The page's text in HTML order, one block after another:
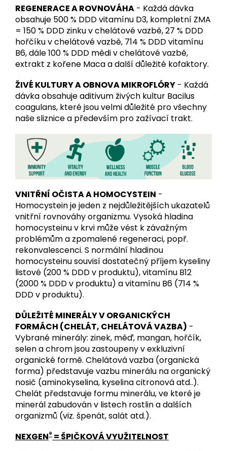
REGENERACE A ROVNOVÁHA - Každá dávka
obsahuje 500 % DDD vitamínu D3, kompletní ZMA
= 150 % DDD zinku v chelátové vazbě, 27 % DDD
hořčíku v chelátové vazbě, 714 % DDD vitamínu
B6, dále 100 % DDD mědi v chelátové vazbě,
extrakt z kořene Maca a další důležité kofaktory.
ŽIVÉ KULTURY A OBNOVA MIKROFLÓRY - Každá
dávka obsahuje aditivum živých kultur Bacilus
coagulans, které jsou velmi důležité pro všechny
naše sliznice a především pro zažívací trakt.
VNITŘNÍ OČISTA A HOMOCYSTEIN -
Homocystein je jeden z nejdůležitějších ukazatelů
vnitřní rovnováhy organizmu. Vysoká hladina
homocysteinu v krvi může vést k závažným
problémům a zpomalené regeneraci, popř.
rekonvalescenci. S normální hladinou
homocysteinu souvisí dostatečný příjem kyseliny
listové (200 % DDD v produktu), vitamínu B12
(2000 % DDD v produktu) a vitamínu B6 (714 %
DDD v produktu).
DŮLEŽITÉ MINERÁLY V ORGANICKÝCH
FORMÁCH (CHELÁT, CHELÁTOVÁ VAZBA) -
Vybrané minerály: zinek, měď, mangan, hořčík,
selen a chrom jsou zastoupeny v exkluzivní
organické formě. Chelátová vazba (organická
forma) představuje vazbu minerálu na organický
nosič (aminokyselina, kyselina citronová atd..).
Chelát představuje formu minerálu, ve které je
minerál zabudován v listech rostlin a dalších
organizmů (viz. špenát, salát atd.).
NEXGEN® = ŠPIČKOVÁ VYUŽITELNOST